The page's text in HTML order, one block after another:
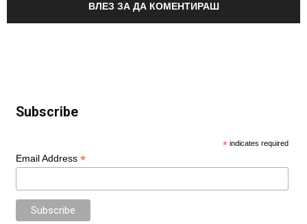
ВЛЕЗ ЗА ДА КОМЕНТИРАШ
Subscribe
* indicates required
Email Address *